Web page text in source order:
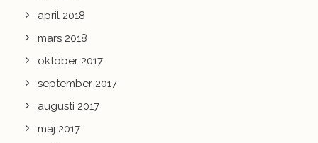
april 2018
mars 2018
oktober 2017
september 2017
augusti 2017
maj 2017